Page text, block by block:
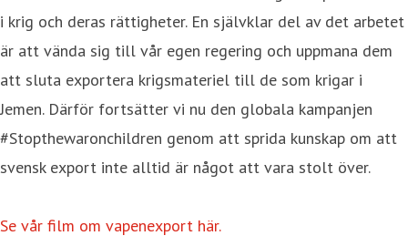
i krig och deras rättigheter. En självklar del av det arbetet
är att vända sig till vår egen regering och uppmana dem
att sluta exportera krigsmateriel till de som krigar i
Jemen. Därför fortsätter vi nu den globala kampanjen
#Stopthewaronchildren genom att sprida kunskap om att
svensk export inte alltid är något att vara stolt över.
Se vår film om vapenexport här.